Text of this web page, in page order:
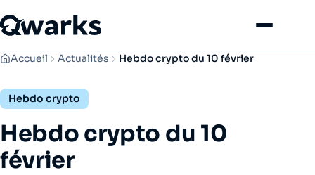
Menu
Accueil Actualités Hebdo crypto du 10 février
Hebdo crypto
Hebdo crypto du 10
février